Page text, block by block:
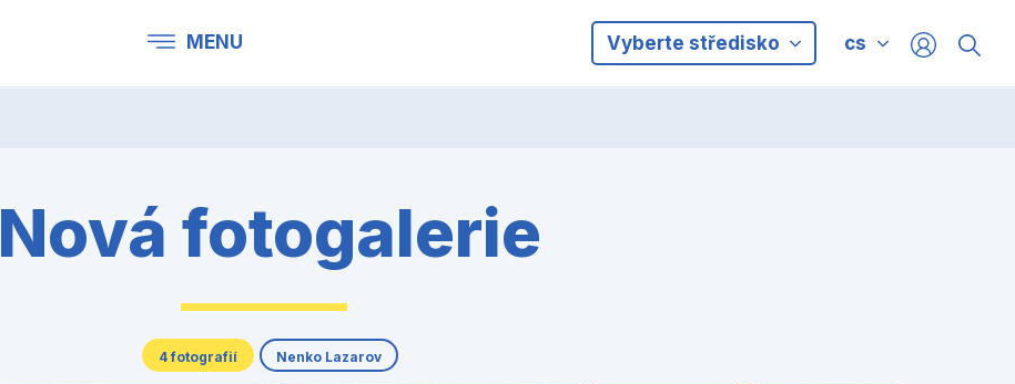
MENU Vyberte středisko cs
Nová fotogalerie
4 fotografií Nenko Lazarov